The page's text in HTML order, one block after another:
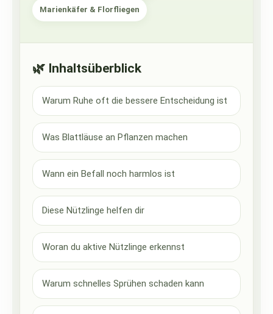
Marienkäfer & Florfliegen
🌿 Inhaltsüberblick
Warum Ruhe oft die bessere Entscheidung ist
Was Blattläuse an Pflanzen machen
Wann ein Befall noch harmlos ist
Diese Nützlinge helfen dir
Woran du aktive Nützlinge erkennst
Warum schnelles Sprühen schaden kann